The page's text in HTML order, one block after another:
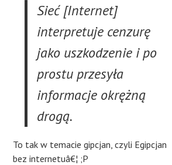
Sieć [Internet]
interpretuje cenzurę
jako uszkodzenie i po
prostu przesyła
informacje okrężną
drogą.
To tak w temacie gipcjan, czyli Egipcjan
bez internetuâ€¦ ;P